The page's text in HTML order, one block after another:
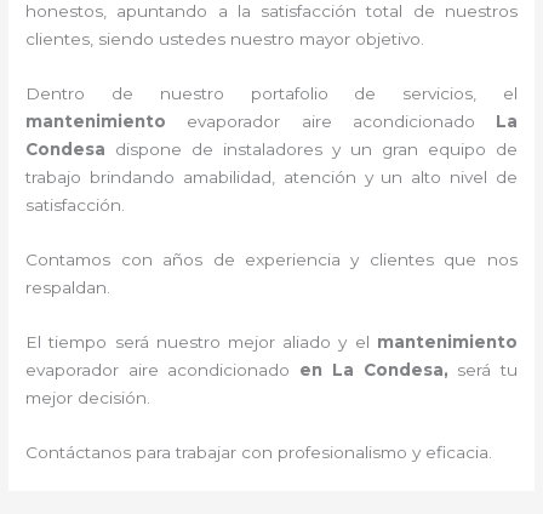
honestos, apuntando a la satisfacción total de nuestros
clientes, siendo ustedes nuestro mayor objetivo.
Dentro de nuestro portafolio de servicios, el
mantenimiento evaporador aire acondicionado La
Condesa dispone de instaladores y un gran equipo de
trabajo brindando amabilidad, atención y un alto nivel de
satisfacción.
Contamos con años de experiencia y clientes que nos
respaldan.
El tiempo será nuestro mejor aliado y el mantenimiento
evaporador aire acondicionado en La Condesa, será tu
mejor decisión.
Contáctanos para trabajar con profesionalismo y eficacia.